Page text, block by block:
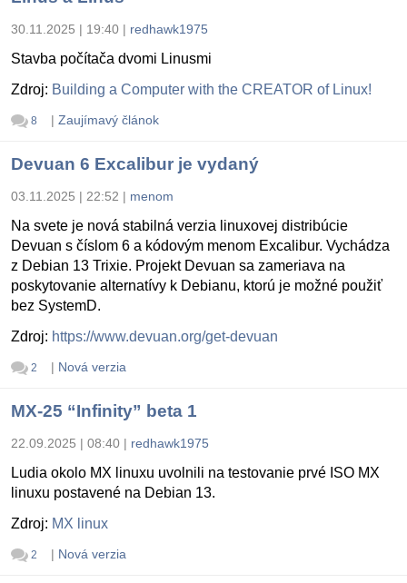
30.11.2025 | 19:40 | redhawk1975
Stavba počítača dvomi Linusmi
Zdroj: Building a Computer with the CREATOR of Linux!
8 | Zaujímavý článok
Devuan 6 Excalibur je vydaný
03.11.2025 | 22:52 | menom
Na svete je nová stabilná verzia linuxovej distribúcie
Devuan s číslom 6 a kódovým menom Excalibur. Vychádza
z Debian 13 Trixie. Projekt Devuan sa zameriava na
poskytovanie alternatívy k Debianu, ktorú je možné použiť
bez SystemD.
Zdroj: https://www.devuan.org/get-devuan
2 | Nová verzia
MX-25 “Infinity” beta 1
22.09.2025 | 08:40 | redhawk1975
Ludia okolo MX linuxu uvolnili na testovanie prvé ISO MX
linuxu postavené na Debian 13.
Zdroj: MX linux
2 | Nová verzia